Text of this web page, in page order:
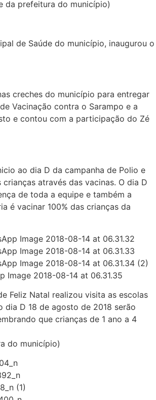
da prefeitura do município)
de Saúde do município, inaugurou o
creches do município para entregar
Vacinação contra o Sarampo e a
e contou com a participação do Zé
ao dia D da campanha de Polio e
através das vacinas. O dia D
de toda a equipe e também a
é vacinar 100% das crianças da
Feliz Natal realizou visita as escolas
D 18 de agosto de 2018 serão
que crianças de 1 ano a 4
do município)